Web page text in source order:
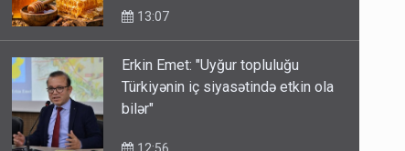
Erkin Emet: "Uyğur topluluğu
Türkiyənin iç siyasətində etkin ola
bilər"